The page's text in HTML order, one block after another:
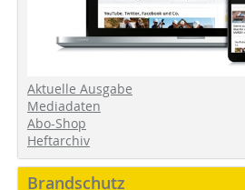
Aktuelle Ausgabe
Mediadaten
Abo-Shop
Heftarchiv
Brandschutz